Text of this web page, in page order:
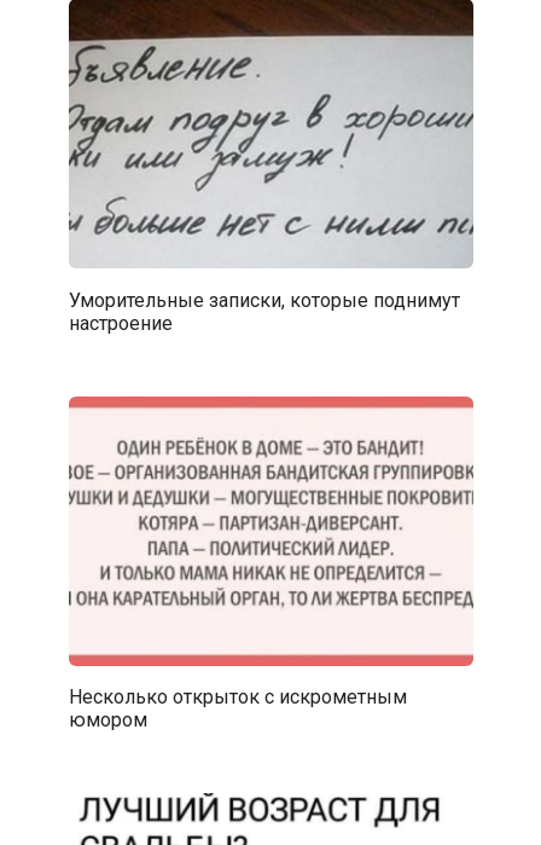
Уморительные записки, которые поднимут
настроение
Несколько открыток с искрометным
юмором